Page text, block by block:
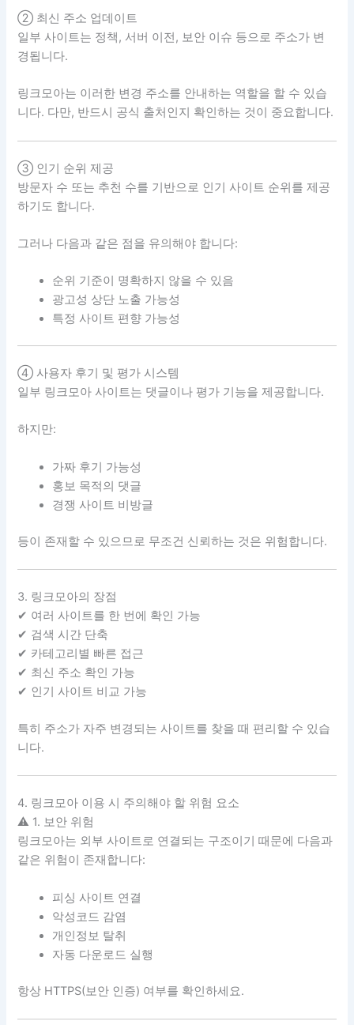
② 최신 주소 업데이트
일부 사이트는 정책, 서버 이전, 보안 이슈 등으로 주소가 변
경됩니다.
링크모아는 이러한 변경 주소를 안내하는 역할을 할 수 있습
니다. 다만, 반드시 공식 출처인지 확인하는 것이 중요합니다.
③ 인기 순위 제공
방문자 수 또는 추천 수를 기반으로 인기 사이트 순위를 제공
하기도 합니다.
그러나 다음과 같은 점을 유의해야 합니다:
순위 기준이 명확하지 않을 수 있음
광고성 상단 노출 가능성
특정 사이트 편향 가능성
④ 사용자 후기 및 평가 시스템
일부 링크모아 사이트는 댓글이나 평가 기능을 제공합니다.
하지만:
가짜 후기 가능성
홍보 목적의 댓글
경쟁 사이트 비방글
등이 존재할 수 있으므로 무조건 신뢰하는 것은 위험합니다.
3. 링크모아의 장점
✔ 여러 사이트를 한 번에 확인 가능
✔ 검색 시간 단축
✔ 카테고리별 빠른 접근
✔ 최신 주소 확인 가능
✔ 인기 사이트 비교 가능
특히 주소가 자주 변경되는 사이트를 찾을 때 편리할 수 있습
니다.
4. 링크모아 이용 시 주의해야 할 위험 요소
⚠ 1. 보안 위험
링크모아는 외부 사이트로 연결되는 구조이기 때문에 다음과
같은 위험이 존재합니다:
피싱 사이트 연결
악성코드 감염
개인정보 탈취
자동 다운로드 실행
항상 HTTPS(보안 인증) 여부를 확인하세요.